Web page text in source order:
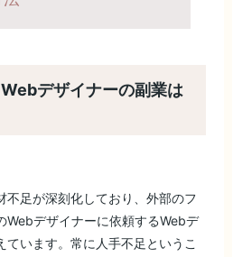
デザイナーの副業は
不足が深刻化しており、外部のフ
Webデザイナーに依頼するWebデ
ています。常に人手不足というこ